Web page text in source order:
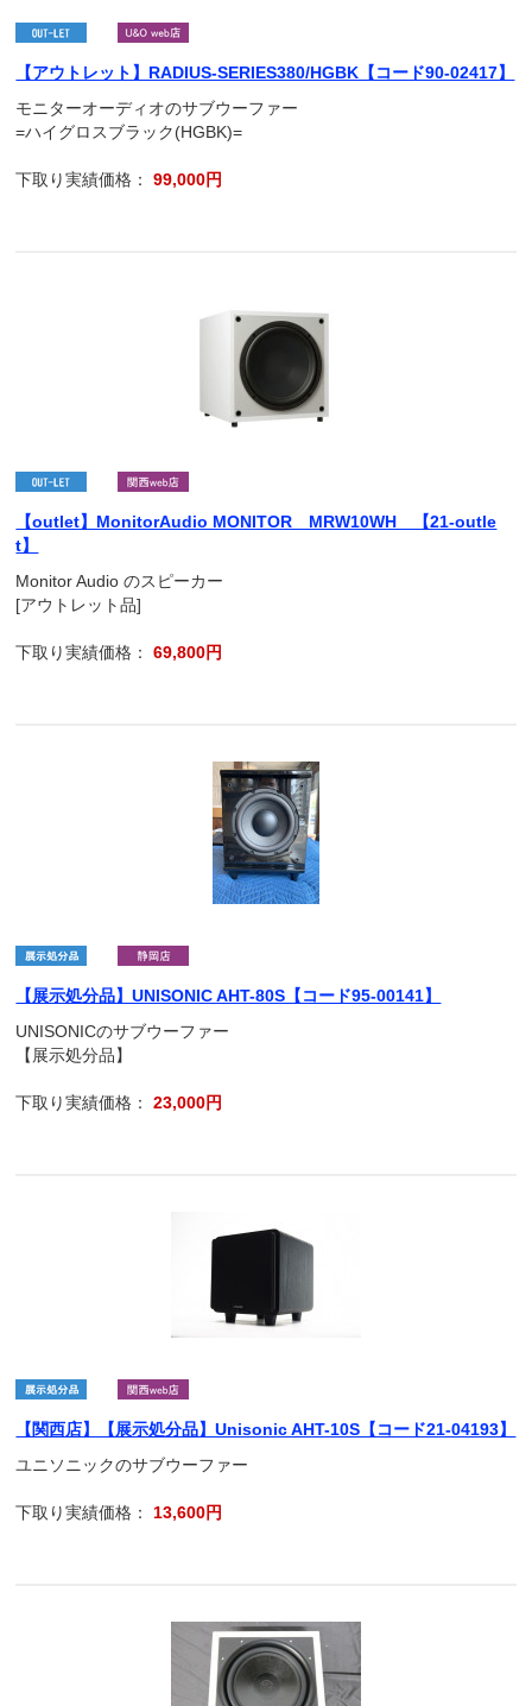
【アウトレット】RADIUS-SERIES380/HGBK【コード90-02417】
モニターオーディオのサブウーファー
=ハイグロスブラック(HGBK)=
下取り実績価格：99,000円
【outlet】MonitorAudio MONITOR MRW10WH 【21-outle
t】
Monitor Audio のスピーカー
[アウトレット品]
下取り実績価格：69,800円
【展示処分品】UNISONIC AHT-80S【コード95-00141】
UNISONICのサブウーファー
【展示処分品】
下取り実績価格：23,000円
【関西店】【展示処分品】Unisonic AHT-10S【コード21-04193】
ユニソニックのサブウーファー
下取り実績価格： 13,600円